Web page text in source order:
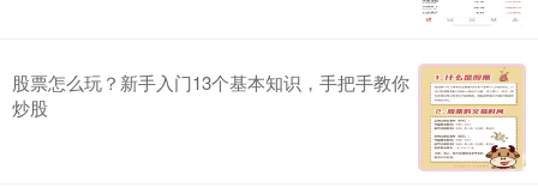
股票怎么玩？新手入门13个基本知识，手把手教你
炒股